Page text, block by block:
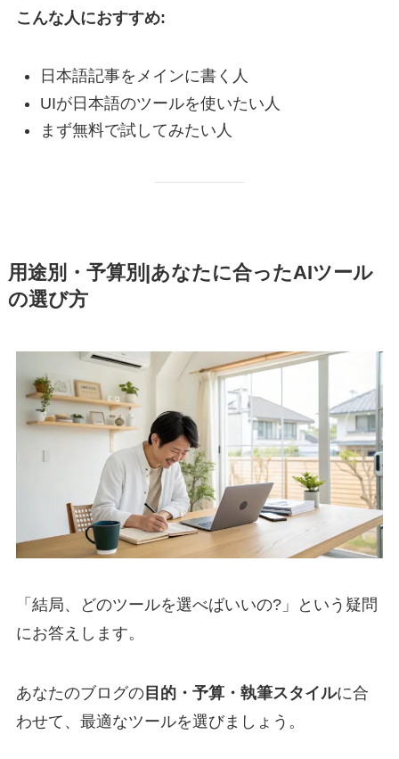
こんな人におすすめ:
日本語記事をメインに書く人
UIが日本語のツールを使いたい人
まず無料で試してみたい人
用途別・予算別|あなたに合ったAIツール
の選び方
「結局、どのツールを選べばいいの?」という疑問
にお答えします。
あなたのブログの目的・予算・執筆スタイルに合
わせて、最適なツールを選びましょう。